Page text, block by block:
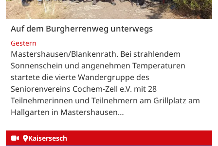
Auf dem Burgherrenweg unterwegs
Gestern
Mastershausen/Blankenrath. Bei strahlendem
Sonnenschein und angenehmen Temperaturen
startete die vierte Wandergruppe des
Seniorenvereins Cochem-Zell e.V. mit 28
Teilnehmerinnen und Teilnehmern am Grillplatz am
Hallgarten in Mastershausen…
Kaisersesch